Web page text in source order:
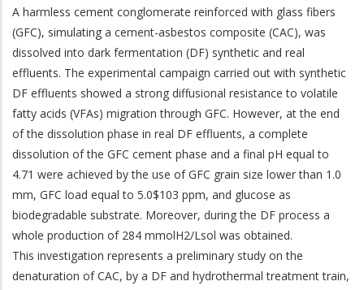
A harmless cement conglomerate reinforced with glass fibers
(GFC), simulating a cement-asbestos composite (CAC), was
dissolved into dark fermentation (DF) synthetic and real
effluents. The experimental campaign carried out with synthetic
DF effluents showed a strong diffusional resistance to volatile
fatty acids (VFAs) migration through GFC. However, at the end
of the dissolution phase in real DF effluents, a complete
dissolution of the GFC cement phase and a final pH equal to
4.71 were achieved by the use of GFC grain size lower than 1.0
mm, GFC load equal to 5.0$103 ppm, and glucose as
biodegradable substrate. Moreover, during the DF process a
whole production of 284 mmolH2/Lsol was obtained.
This investigation represents a preliminary study on the
denaturation of CAC, by a DF and hydrothermal treatment train,